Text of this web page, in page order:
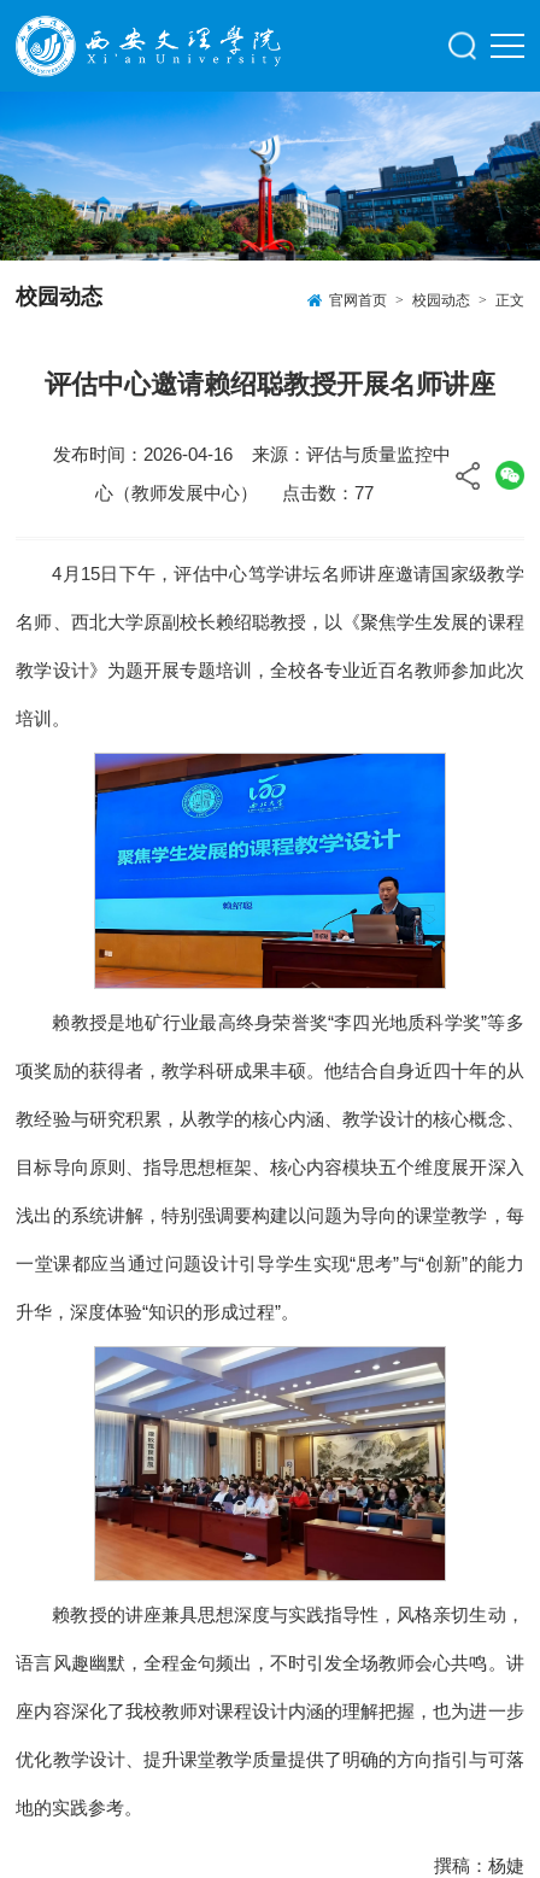
校园动态 官网首页 > 校园动态 > 正文
评估中心邀请赖绍聪教授开展名师讲座
发布时间：2026-04-16 来源：评估与质量监控中
心（教师发展中心） 点击数： 77
4月15日下午，评估中心笃学讲坛名师讲座邀请国家级教学
名师、西北大学原副校长赖绍聪教授，以《聚焦学生发展的课程
教学设计》为题开展专题培训，全校各专业近百名教师参加此次
培训。
赖教授是地矿行业最高终身荣誉奖“李四光地质科学奖”等多
项奖励的获得者，教学科研成果丰硕。他结合自身近四十年的从
教经验与研究积累，从教学的核心内涵、教学设计的核心概念、
目标导向原则、指导思想框架、核心内容模块五个维度展开深入
浅出的系统讲解，特别强调要构建以问题为导向的课堂教学，每
一堂课都应当通过问题设计引导学生实现“思考”与“创新”的能力
升华，深度体验“知识的形成过程”。
赖教授的讲座兼具思想深度与实践指导性，风格亲切生动，
语言风趣幽默，全程金句频出，不时引发全场教师会心共鸣。讲
座内容深化了我校教师对课程设计内涵的理解把握，也为进一步
优化教学设计、提升课堂教学质量提供了明确的方向指引与可落
地的实践参考。
撰稿：杨婕